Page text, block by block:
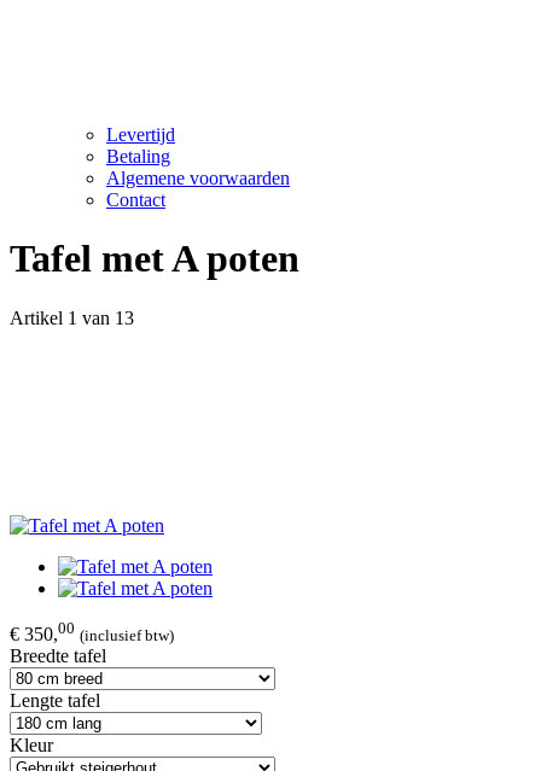
Levertijd
Betaling
Algemene voorwaarden
Contact
Tafel met A poten
Artikel 1 van 13
€ 350,00 (inclusief btw)
Breedte tafel
Lengte tafel
Kleur